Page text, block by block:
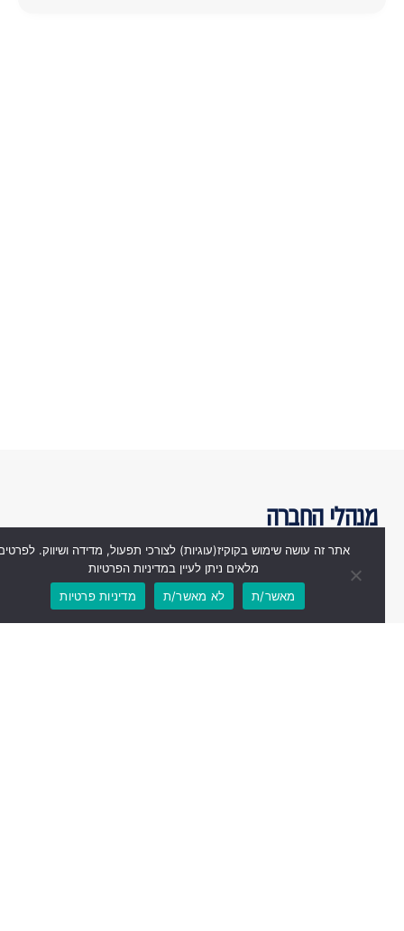
מנהלי החברה
אתר זה עושה שימוש בקוקיז(עוגיות) לצורכי תפעול, מדידה ושיווק. לפרטים
מלאים ניתן לעיין במדיניות הפרטיות
מאשר/ת
לא מאשר/ת מדיניות פרטיות